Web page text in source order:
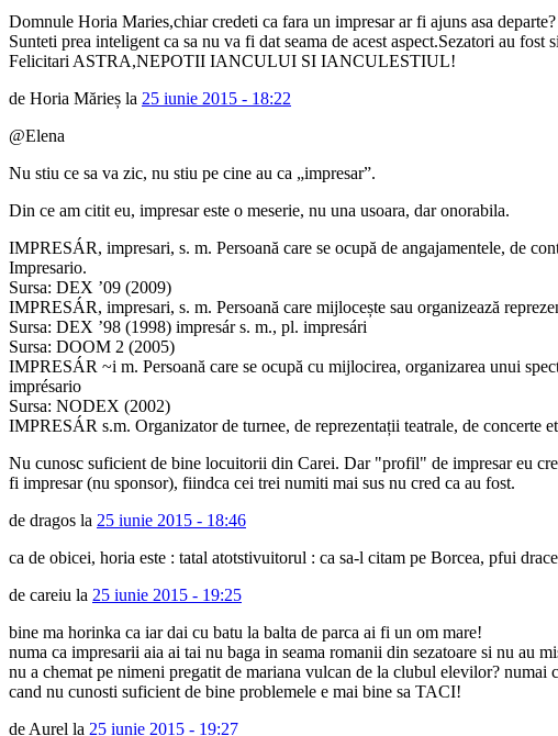
Domnule Horia Maries,chiar credeti ca fara un impresar ar fi ajuns asa departe?
Sunteti prea inteligent ca sa nu va fi dat seama de acest aspect.Sezatori au
Felicitari ASTRA,NEPOTII IANCULUI SI IANCULESTIUL!
de Horia Mărieș la 25 iunie 2015 - 18:22
@Elena
Nu stiu ce sa va zic, nu stiu pe cine au ca „impresar”.
Din ce am citit eu, impresar este o meserie, nu una usoara, dar onorabila.
IMPRESÁR, impresari, s. m. Persoană care se ocupă de angajamentele, de
Impresario.
Sursa: DEX ’09 (2009)
IMPRESÁR, impresari, s. m. Persoană care mijlocește sau organizează
Sursa: DEX ’98 (1998) impresár s. m., pl. impresári
Sursa: DOOM 2 (2005)
IMPRESÁR ~i m. Persoană care se ocupă cu mijlocirea, organizarea unui
imprésario
Sursa: NODEX (2002)
IMPRESÁR s.m. Organizator de turnee, de reprezentații teatrale, de concerte
Nu cunosc suficient de bine locuitorii din Carei. Dar "profil" de impresar eu
fi impresar (nu sponsor), fiindca cei trei numiti mai sus nu cred ca au fost.
de dragos la 25 iunie 2015 - 18:46
ca de obicei, horia este : tatal atotstivuitorul : ca sa-l citam pe Borcea, pfui
de careiu la 25 iunie 2015 - 19:25
bine ma horinka ca iar dai cu batu la balta de parca ai fi un om mare!
numa ca impresarii aia ai tai nu baga in seama romanii din sezatoare si nu au
nu a chemat pe nimeni pregatit de mariana vulcan de la clubul elevilor? numai
cand nu cunosti suficient de bine problemele e mai bine sa TACI!
de Aurel la 25 iunie 2015 - 19:27